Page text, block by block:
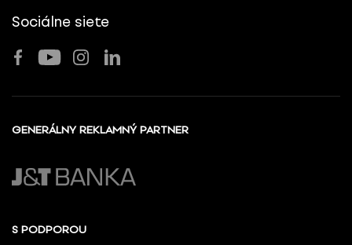
Sociálne siete
GENERÁLNY REKLAMNÝ PARTNER
S PODPOROU